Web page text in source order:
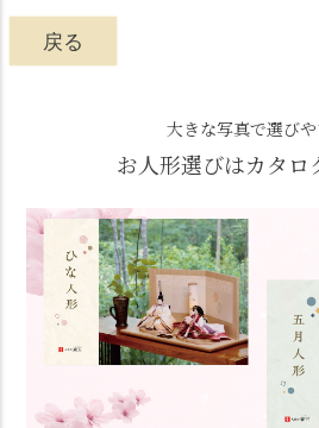
戻る
大きな写真で選びや
お人形選びはカタロ